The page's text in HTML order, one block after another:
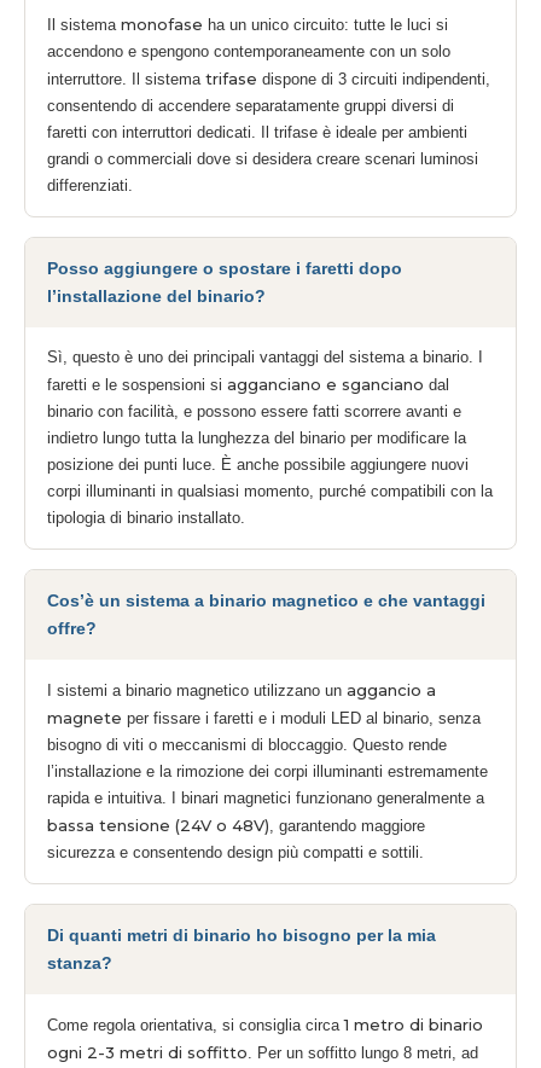
Il sistema monofase ha un unico circuito: tutte le luci si
accendono e spengono contemporaneamente con un solo
interruttore. Il sistema trifase dispone di 3 circuiti indipendenti,
consentendo di accendere separatamente gruppi diversi di
faretti con interruttori dedicati. Il trifase è ideale per ambienti
grandi o commerciali dove si desidera creare scenari luminosi
differenziati.
Posso aggiungere o spostare i faretti dopo
l’installazione del binario?
Sì, questo è uno dei principali vantaggi del sistema a binario. I
faretti e le sospensioni si agganciano e sganciano dal
binario con facilità, e possono essere fatti scorrere avanti e
indietro lungo tutta la lunghezza del binario per modificare la
posizione dei punti luce. È anche possibile aggiungere nuovi
corpi illuminanti in qualsiasi momento, purché compatibili con la
tipologia di binario installato.
Cos’è un sistema a binario magnetico e che vantaggi
offre?
I sistemi a binario magnetico utilizzano un aggancio a
magnete per fissare i faretti e i moduli LED al binario, senza
bisogno di viti o meccanismi di bloccaggio. Questo rende
l’installazione e la rimozione dei corpi illuminanti estremamente
rapida e intuitiva. I binari magnetici funzionano generalmente a
bassa tensione (24V o 48V) , garantendo maggiore
sicurezza e consentendo design più compatti e sottili.
Di quanti metri di binario ho bisogno per la mia
stanza?
Come regola orientativa, si consiglia circa1 metro di binario
ogni 2-3 metri di soffitto . Per un soffitto lungo 8 metri, ad